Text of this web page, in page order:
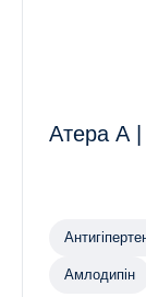
Атера А |
Амлодипін